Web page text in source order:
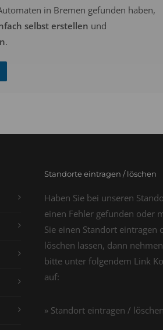
in Bremen gefunden haben,
selbst erstellen und
.
Standorte eintragen / löschen
Haben Sie bei unseren
einen Fehler gefunden oder
Sie einen Standort eintragen
löschen lassen, dann
bitte unter folgendem Link
auf:
» Standort eintragen / löschen